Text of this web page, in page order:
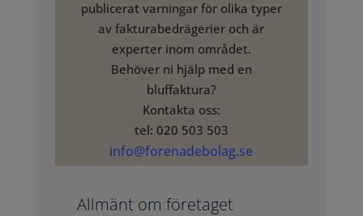
publicerat varningar för olika typer
av fakturabedrägerier och är
experter inom området.
Behöver ni hjälp med en
bluffaktura?
Kontakta oss:
tel: 020 503 503
info@forenadebolag.se
Allmänt om företaget